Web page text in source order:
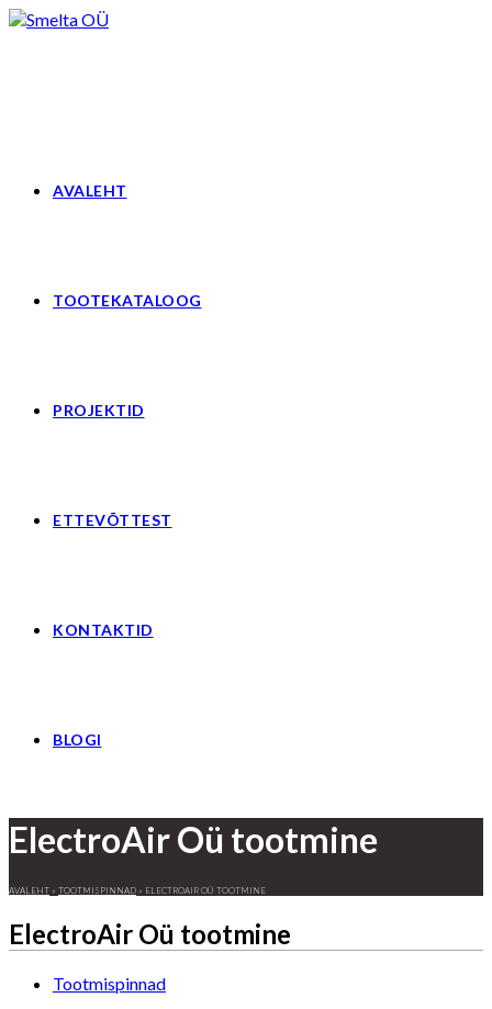
Skip
AVALEHT
TOOTEKATALOOG
PROJEKTID
ETTEVÕTTEST
KONTAKTID
BLOGI
ElectroAir Oü tootmine
AVALEHT » TOOTMISPINNAD » ELECTROAIR OÜ TOOTMINE
ElectroAir Oü tootmine
Post
Tootmispinnad